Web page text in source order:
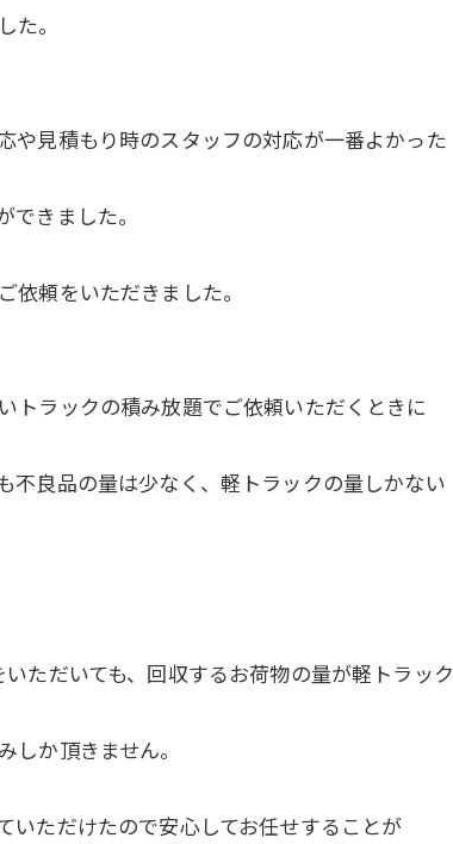
た。
や見積もり時のスタッフの対応が一番よかった
きました。
依頼をいただきました。
トラックの積み放題でご依頼いただくときに
不良品の量は少なく、軽トラックの量しかない
ただいても、回収するお荷物の量が軽トラック
か頂きません。
いただけたので安心してお任せすることが